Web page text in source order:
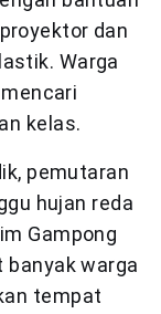
dan
Warga
kelas.
pemutaran
hujan reda
Gampong
banyak warga
tempat